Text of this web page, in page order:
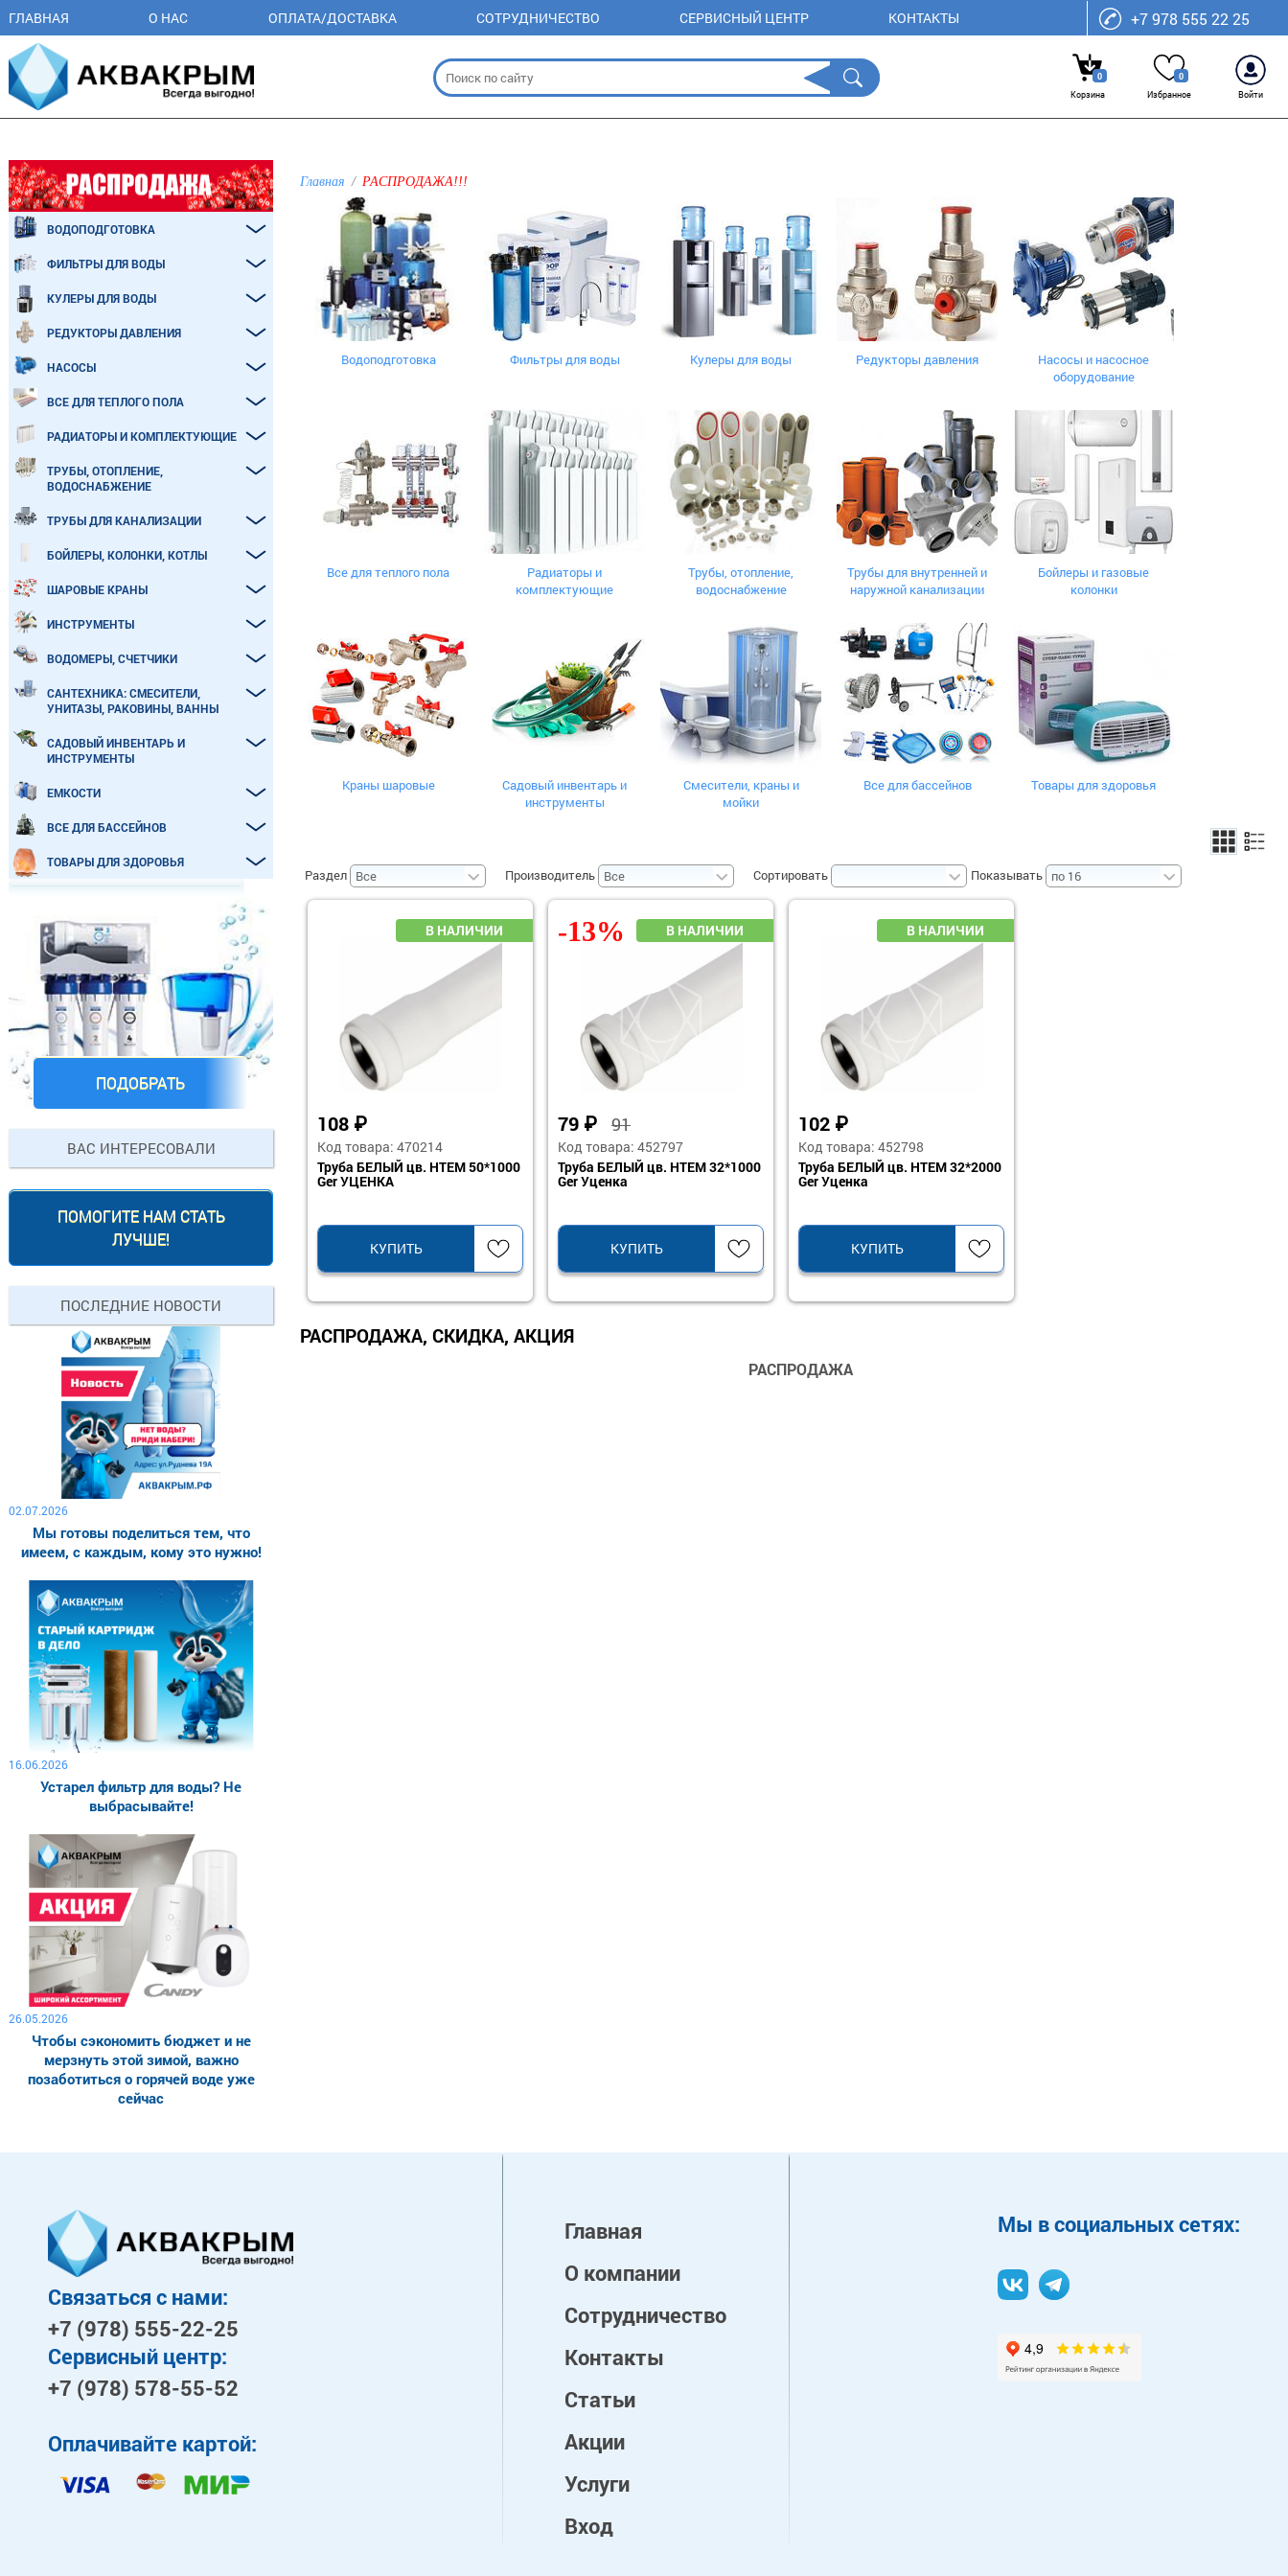
ГЛАВНАЯ О НАС ОПЛАТА/ДОСТАВКА СОТРУДНИЧЕСТВО СЕРВИСНЫЙ ЦЕНТР КОНТАКТЫ +7 978 555 22 25
0
Корзина
0
Избранное
Войти
Главная РАСПРОДАЖА!!!
Водоподготовка Фильтры для воды Кулеры для воды Редукторы давления
Насосы и насосное
оборудование
Все для теплого пола
Радиаторы и
комплектующие
Трубы, отопление,
водоснабжение
Трубы для внутренней и
наружной канализации
Бойлеры и газовые
колонки
Краны шаровые
Садовый инвентарь и
инструменты
Смесители, краны и
мойки
Все для бассейнов Товары для здоровья
Раздел Производитель Сортировать Показывать
108 ₽
Код товара: 470214
Труба БЕЛЫЙ цв. HTEM 50*1000
Ger УЦЕНКА
КУПИТЬ
79 ₽ 91
Код товара: 452797
Труба БЕЛЫЙ цв. HTEM 32*1000
Ger Уценка
КУПИТЬ
-13%
102 ₽
Код товара: 452798
Труба БЕЛЫЙ цв. HTEM 32*2000
Ger Уценка
КУПИТЬ
РАСПРОДАЖА, СКИДКА, АКЦИЯ
РАСПРОДАЖА
ВОДОПОДГОТОВКА
ФИЛЬТРЫ ДЛЯ ВОДЫ
КУЛЕРЫ ДЛЯ ВОДЫ
РЕДУКТОРЫ ДАВЛЕНИЯ
НАСОСЫ
ВСЕ ДЛЯ ТЕПЛОГО ПОЛА
РАДИАТОРЫ И КОМПЛЕКТУЮЩИЕ
ТРУБЫ, ОТОПЛЕНИЕ,
ВОДОСНАБЖЕНИЕ
ТРУБЫ ДЛЯ КАНАЛИЗАЦИИ
БОЙЛЕРЫ, КОЛОНКИ, КОТЛЫ
ШАРОВЫЕ КРАНЫ
ИНСТРУМЕНТЫ
ВОДОМЕРЫ, СЧЕТЧИКИ
САНТЕХНИКА: СМЕСИТЕЛИ,
УНИТАЗЫ, РАКОВИНЫ, ВАННЫ
САДОВЫЙ ИНВЕНТАРЬ И
ИНСТРУМЕНТЫ
ЕМКОСТИ
ВСЕ ДЛЯ БАССЕЙНОВ
ТОВАРЫ ДЛЯ ЗДОРОВЬЯ
ПОДОБРАТЬ
ВАС ИНТЕРЕСОВАЛИ
ПОМОГИТЕ НАМ СТАТЬ
ЛУЧШЕ!
ПОСЛЕДНИЕ НОВОСТИ
02.07.2026
Мы готовы поделиться тем, что
имеем, с каждым, кому это нужно!
16.06.2026
Устарел фильтр для воды? Не
выбрасывайте!
26.05.2026
Чтобы сэкономить бюджет и не
мерзнуть этой зимой, важно
позаботиться о горячей воде уже
сейчас
Связаться с нами:
+7 (978) 555-22-25
Сервисный центр:
+7 (978) 578-55-52
Оплачивайте картой:
Главная
О компании
Сотрудничество
Контакты
Статьи
Акции
Услуги
Вход
Mы в социальных сетях: